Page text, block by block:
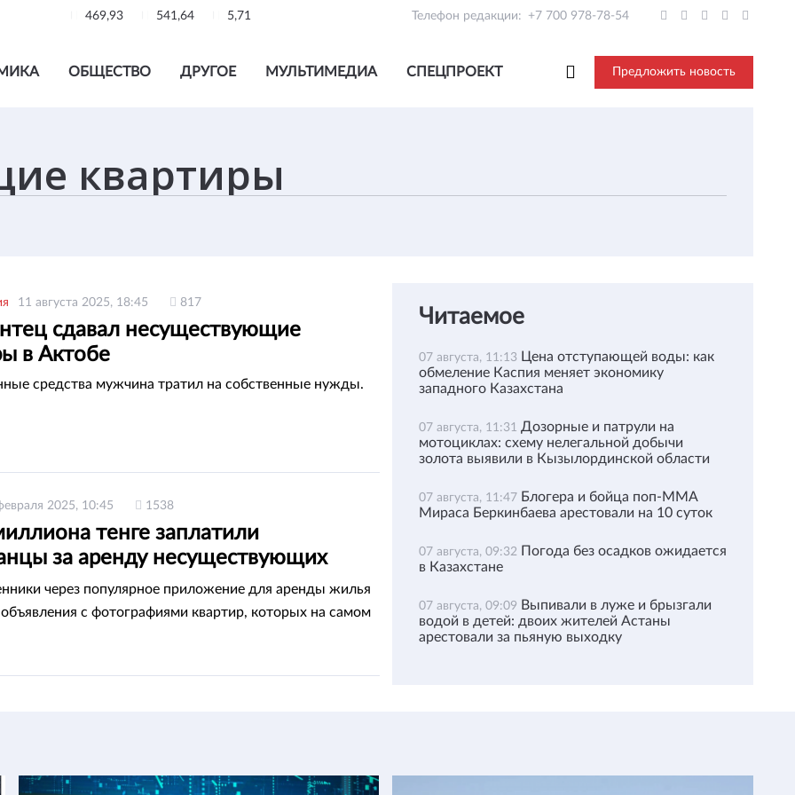
469,93 541,64 5,71 Телефон редакции: +7 700 978-78-54
ОБЩЕСТВО ДРУГОЕ МУЛЬТИМЕДИА СПЕЦПРОЕКТ Предложить новость
11 августа 2025, 18:45 817
сдавал несуществующие
в Актобе
средства мужчина тратил на собственные нужды.
2025, 10:45 1538
тенге заплатили
за аренду несуществующих
в Шымкенте
через популярное приложение для аренды жилья
с фотографиями квартир, которых на самом
Читаемое
07 августа, 11:13 Цена отступающей воды: как
обмеление Каспия меняет экономику
западного Казахстана
07 августа, 11:31 Дозорные и патрули на
мотоциклах: схему нелегальной добычи
золота выявили в Кызылординской области
07 августа, 11:47 Блогера и бойца поп-ММА
Мираса Беркинбаева арестовали на 10 суток
07 августа, 09:32 Погода без осадков ожидается
в Казахстане
07 августа, 09:09 Выпивали в луже и брызгали
водой в детей: двоих жителей Астаны
арестовали за пьяную выходку